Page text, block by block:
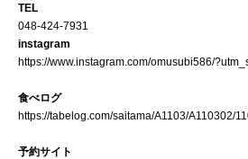
TEL
048-424-7931
instagram
https://www.instagram.com/omusubi586/
食べログ
https://tabelog.com/saitama/A1103/A110302/
予約サイト